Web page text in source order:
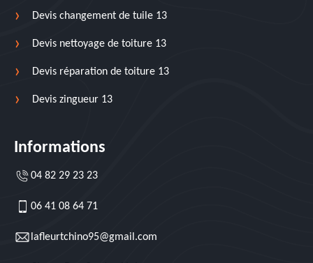
Devis changement de tuile 13
Devis nettoyage de toiture 13
Devis réparation de toiture 13
Devis zingueur 13
Informations
04 82 29 23 23
06 41 08 64 71
lafleurtchino95@gmail.com